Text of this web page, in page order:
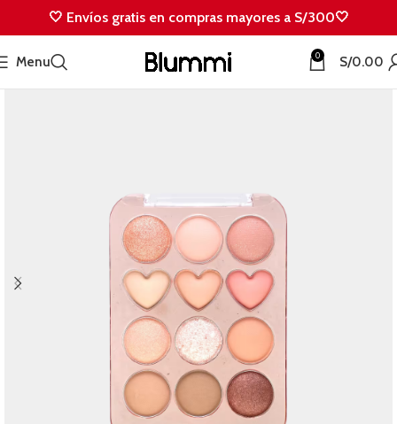
🤍 Envíos gratis en compras mayores a S/300🤍
Menu 0 S/0.00